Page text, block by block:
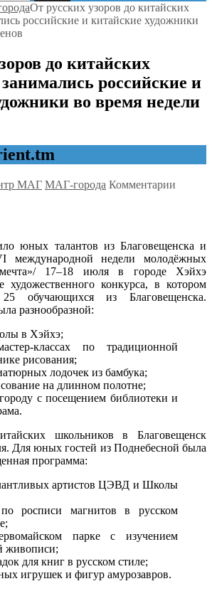
От русских узоров до китайских
российские и китайские художники
до китайских
российские и
во время недели
МАГ МАГ-города Комментарии
до
чем
юных талантов из Благовещенска и
международной недели молодёжных
17–18 июля в городе Хэйхэ
художественного конкурса, в котором
обучающихся из Благовещенска.
разнообразной:
в Хэйхэ;
классах по традиционной
рисования;
лодочек из бамбука;
на длинном полотне;
с посещением библиотеки и
школьников в Благовещенск
Для юных гостей из Поднебесной была
программа:
артистов ЦЭВД и Школы
по росписи магнитов в русском
парке с изучением
живописи;
для книг в русском стиле;
игрушек и фигур амурозавров.